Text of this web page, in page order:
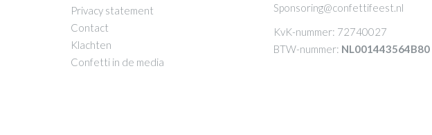
Privacy statement
Contact
Klachten
Confetti in de media
Sponsoring@confettifeest.nl
KvK-nummer: 72740027
BTW-nummer: NL001443564B80